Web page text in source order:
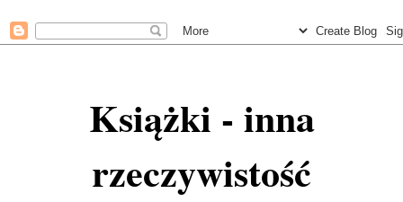
Książki - inna
rzeczywistość